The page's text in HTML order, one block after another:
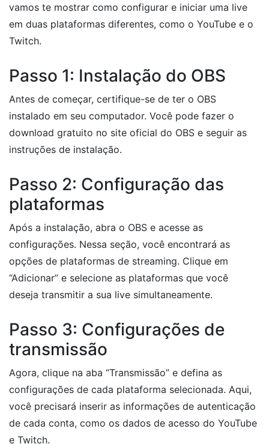
vamos te mostrar como configurar e iniciar uma live
em duas plataformas diferentes, como o YouTube e o
Twitch.
Passo 1: Instalação do OBS
Antes de começar, certifique-se de ter o OBS
instalado em seu computador. Você pode fazer o
download gratuito no site oficial do OBS e seguir as
instruções de instalação.
Passo 2: Configuração das
plataformas
Após a instalação, abra o OBS e acesse as
configurações. Nessa seção, você encontrará as
opções de plataformas de streaming. Clique em
“Adicionar” e selecione as plataformas que você
deseja transmitir a sua live simultaneamente.
Passo 3: Configurações de
transmissão
Agora, clique na aba “Transmissão” e defina as
configurações de cada plataforma selecionada. Aqui,
você precisará inserir as informações de autenticação
de cada conta, como os dados de acesso do YouTube
e Twitch.